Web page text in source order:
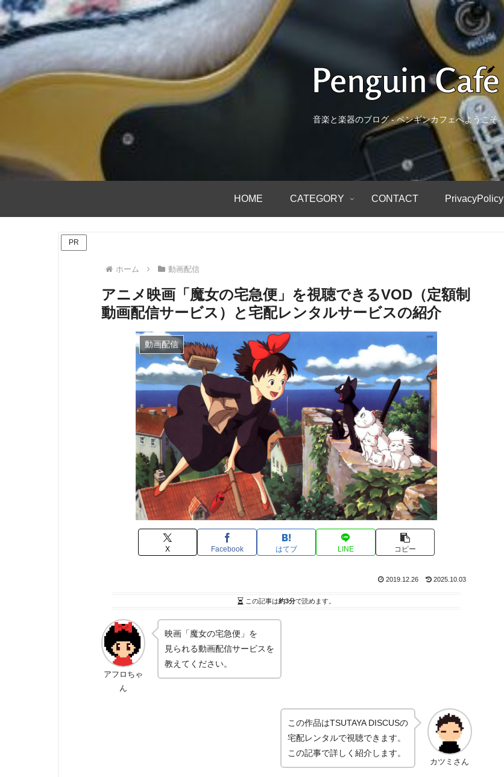
音楽と楽器のブログ - ペンギンカフェへようこそ
HOME CATEGORY CONTACT PrivacyPolicy
PR
ホーム 動画配信
アニメ映画「魔女の宅急便」を視聴できるVOD（定額制
動画配信サービス）と宅配レンタルサービスの紹介
動画配信
X Facebook はてブ LINE コピー
2019.12.26 2025.10.03
この記事は約3分で読めます。
アフロちゃ
ん
映画「魔女の宅急便」を
見られる動画配信サービスを
教えてください。
カツミさん
この作品はTSUTAYA DISCUSの
宅配レンタルで視聴できます。
この記事で詳しく紹介します。